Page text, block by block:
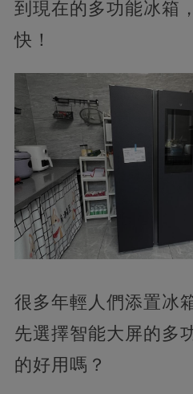
到現在的多功能冰箱
快！
很多年輕人們添置冰
先選擇智能大屏的多
的好用嗎？